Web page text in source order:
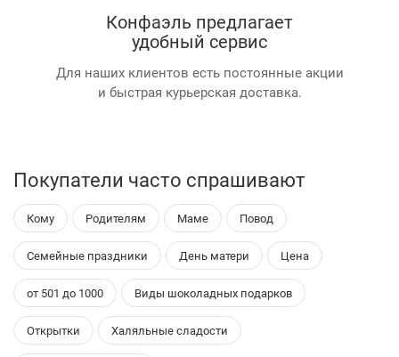
Конфаэль предлагает
удобный сервис
Для наших клиентов есть постоянные акции
и быстрая курьерская доставка.
Покупатели часто спрашивают
Кому Родителям Маме Повод
Семейные праздники День матери Цена
от 501 до 1000 Виды шоколадных подарков
Открытки Халяльные сладости